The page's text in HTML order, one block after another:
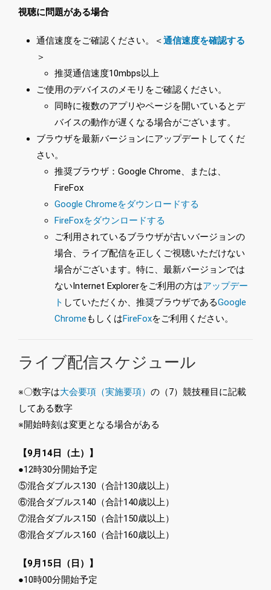
視聴に問題がある場合
通信速度をご確認ください。＜通信速度を確認する
＞
推奨通信速度10mbps以上
ご使用のデバイスのメモリをご確認ください。
同時に複数のアプリやページを開いているとデ
バイスの動作が遅くなる場合がございます。
ブラウザを最新バージョンにアップデートしてくだ
さい。
推奨ブラウザ：Google Chrome、または、
FireFox
Google Chromeをダウンロードする
FireFoxをダウンロードする
ご利用されているブラウザが古いバージョンの
場合、ライブ配信を正しくご視聴いただけない
場合がございます。特に、最新バージョンでは
ないInternet Explorerをご利用の方はアップデー
ト していただくか、推奨ブラウザであるGoogle
ChromeもしくはFireFoxをご利用ください。
ライブ配信スケジュール
※〇数字は大会要項（実施要項） の（7）競技種目に記載
してある数字
※開始時刻は変更となる場合がある
【9月14日（土）】
●12時30分開始予定
⑤混合ダブルス130（合計130歳以上）
⑥混合ダブルス140（合計140歳以上）
⑦混合ダブルス150（合計150歳以上）
⑧混合ダブルス160（合計160歳以上）
【9月15日（日）】
●10時00分開始予定